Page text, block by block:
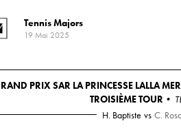
Tennis Majors
19 Mai 2025
PRIX SAR LA PRINCESSE LALLA
TROISIÈME TOUR •
H. Baptiste vs C.